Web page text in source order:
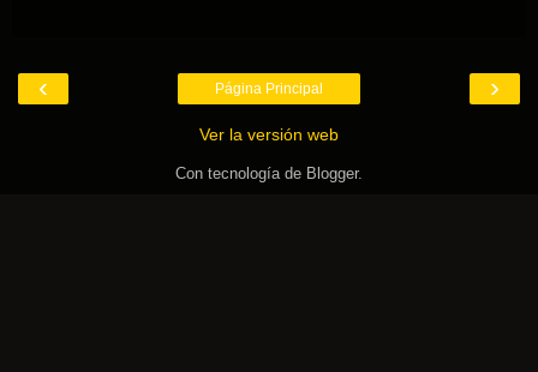
‹ ›
Página Principal
Ver la versión web
Con tecnología de Blogger.